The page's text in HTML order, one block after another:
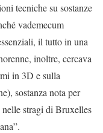
tecniche su sostanze
vademecum
il tutto in una
inoltre, cercava
in 3D e sulla
sostanza nota per
nelle stragi di Bruxelles